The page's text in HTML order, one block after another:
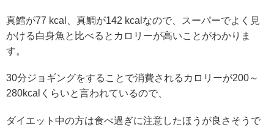
真鱈が77 kcal、真鯛が142 kcalなので、スーパーでよく見
かける白身魚と比べるとカロリーが高いことがわかりま
す。
30分ジョギングをすることで消費されるカロリーが200～
280kcalくらいと言われているので、
ダイエット中の方は食べ過ぎに注意したほうが良さそうで